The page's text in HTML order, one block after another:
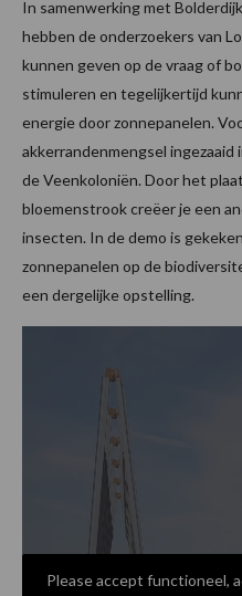
In samenwerking met
hebben de onderzoekers van
kunnen geven op de vraag of
stimuleren en tegelijkertijd
energie door zonnepanelen.
akkerrandenmengsel
de Veenkoloniën. Door het
bloemenstrook creëer je een
insecten. In de demo is
zonnepanelen op de
een dergelijke opstelling.
Please accept functioneel,